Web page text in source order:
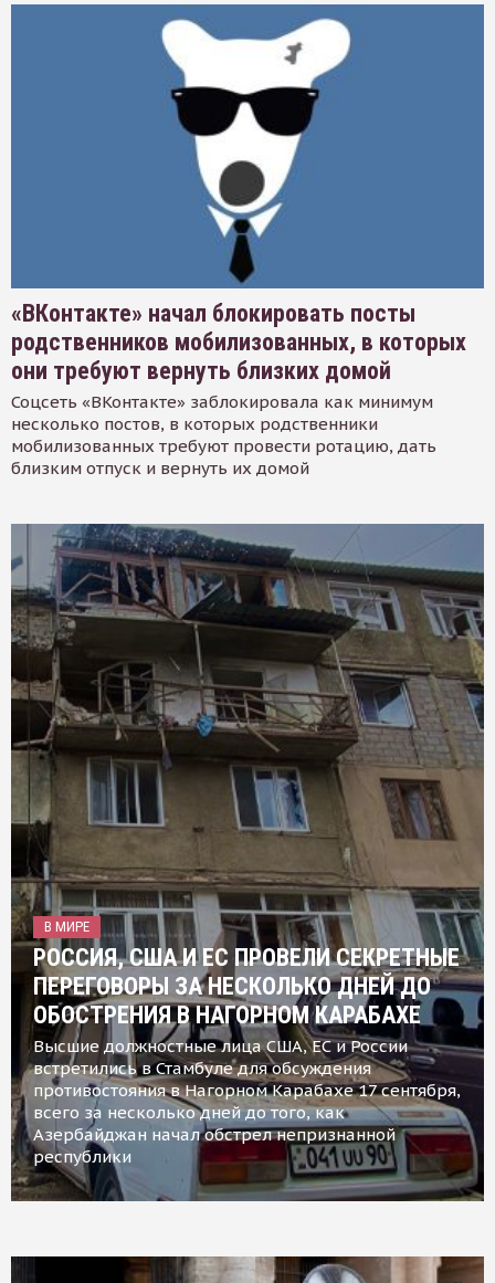
«ВКонтакте» начал блокировать посты
родственников мобилизованных, в которых
они требуют вернуть близких домой
Соцсеть «ВКонтакте» заблокировала как минимум
несколько постов, в которых родственники
мобилизованных требуют провести ротацию, дать
близким отпуск и вернуть их домой
В МИРЕ
РОССИЯ, США И ЕС ПРОВЕЛИ СЕКРЕТНЫЕ
ПЕРЕГОВОРЫ ЗА НЕСКОЛЬКО ДНЕЙ ДО
ОБОСТРЕНИЯ В НАГОРНОМ КАРАБАХЕ
Высшие должностные лица США, ЕС и России
встретились в Стамбуле для обсуждения
противостояния в Нагорном Карабахе 17 сентября,
всего за несколько дней до того, как
Азербайджан начал обстрел непризнанной
республики